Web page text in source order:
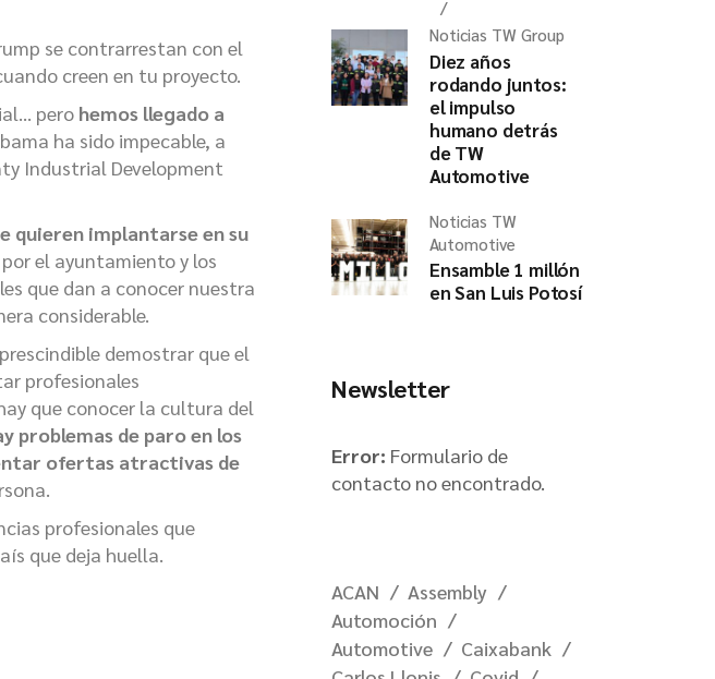
se contrarrestan con el
creen en tu proyecto.
pero hemos llegado a
ha sido impecable, a
Industrial Development
quieren implantarse en su
el ayuntamiento y los
que dan a conocer nuestra
considerable.
demostrar que el
profesionales
que conocer la cultura del
problemas de paro en los
ofertas atractivas de
profesionales que
que deja huella.
Noticias TW Group
Diez años
rodando juntos:
el impulso
humano detrás
de TW
Automotive
Noticias TW
Automotive
Ensamble 1 millón
en San Luis Potosí
Newsletter
Error: Formulario de
contacto no encontrado.
ACAN
Assembly
Automoción
Automotive
Caixabank